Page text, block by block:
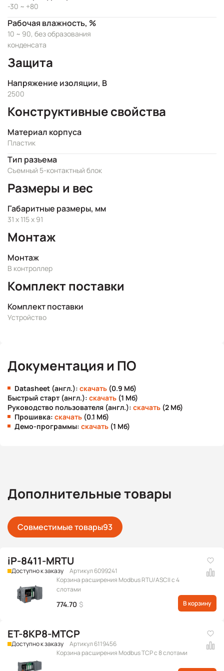
-30 ~ +80
Рабочая влажность, %
10 ~ 90, без образования
конденсата
Защита
Напряжение изоляции, В
2500
Конструктивные свойства
Материал корпуса
Пластик
Тип разъема
Съемный 5-контактный блок
Размеры и вес
Габаритные размеры, мм
31 x 115 x 91
Монтаж
Монтаж
В контроллер
Комплект поставки
Комплект поставки
Устройство
Документация и ПО
Datasheet (англ.): скачать (0.9 Мб)
Быстрый старт (англ.): скачать (1 Мб)
Руководство пользователя (англ.): скачать (2 Мб)
Прошивка: скачать (0.1 Мб)
Демо-программы: скачать (1 Мб)
Дополнительные товары
Совместимые товары93
iP-8411-MRTU
Доступно к заказу
Артикул 6099241
Корзина расширения Modbus RTU/ASCII с 4
слотами
774.70 $ В корзину
ET-8KP8-MTCP
Доступно к заказу
Артикул 6119456
Корзина расширения Modbus TCP с 8 слотами